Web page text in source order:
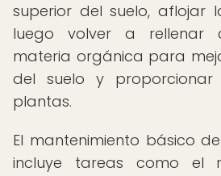
superior del suelo, aflojar
luego volver a rellenar
materia orgánica para
del suelo y proporcionar
plantas.
El mantenimiento básico
incluye tareas como el